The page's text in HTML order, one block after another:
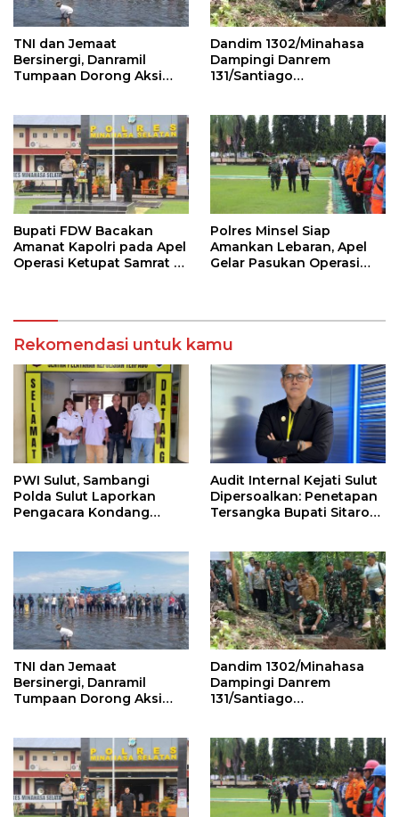
TNI dan Jemaat
Bersinergi, Danramil
Tumpaan Dorong Aksi
Dandim 1302/Minahasa
Dampingi Danrem
131/Santiago
III dan IV di Mitra
Bupati FDW Bacakan
Amanat Kapolri pada Apel
Operasi Ketupat Samrat di
Polres Minsel Siap
Amankan Lebaran, Apel
Gelar Pasukan Operasi
Rekomendasi untuk kamu
PWI Sulut, Sambangi
Polda Sulut Laporkan
Pengacara Kondang
Audit Internal Kejati Sulut
Dipersoalkan: Penetapan
Tersangka Bupati Sitaro
TNI dan Jemaat
Bersinergi, Danramil
Tumpaan Dorong Aksi
Dandim 1302/Minahasa
Dampingi Danrem
131/Santiago
III dan IV di Mitra